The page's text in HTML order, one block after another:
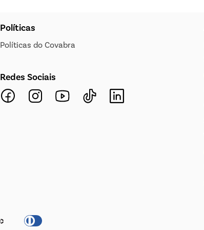
Políticas
Políticas do Covabra
Redes Sociais